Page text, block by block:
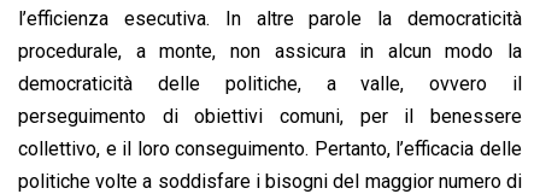
l’efficienza esecutiva. In altre parole la democraticità
procedurale, a monte, non assicura in alcun modo la
democraticità delle politiche, a valle, ovvero il
perseguimento di obiettivi comuni, per il benessere
collettivo, e il loro conseguimento. Pertanto, l’efficacia delle
politiche volte a soddisfare i bisogni del maggior numero di